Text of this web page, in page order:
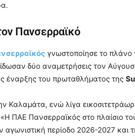
Πανσερραϊκό
γνωστοποίησε το πλάνο
δύο αναμετρήσεις τον
έναρξης του πρωταθλήματος της
Καλαμάτα, ενώ λίγα
ΠΑΕ Πανσερραϊκός στο πλαίσιο
αγωνιστική περίοδο 2026-2027 και